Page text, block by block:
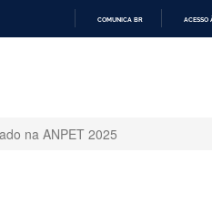
COMUNICA BR ACESSO
na ANPET 2025